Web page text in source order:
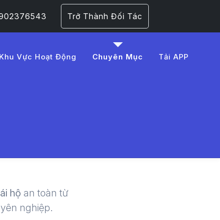
Trở Thành Đối Tác
Khu Vực Hoạt Động Chuyên Mục Tải APP
-
hộ an toàn từ
nghiệp.